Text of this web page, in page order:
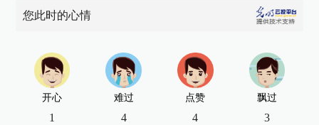
您此时的心情
开心
1
难过
4
点赞
4
飘过
3